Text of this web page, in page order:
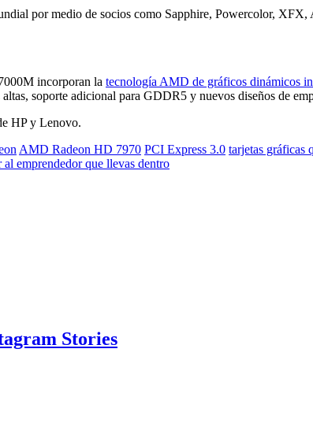
por medio de socios como Sapphire, Powercolor,
incorporan la tecnología AMD de gráficos dinámicos
soporte adicional para GDDR5 y nuevos diseños de
HP y Lenovo.
AMD Radeon HD 7970 PCI Express 3.0 tarjetas gráficas
emprendedor que llevas dentro
Stories